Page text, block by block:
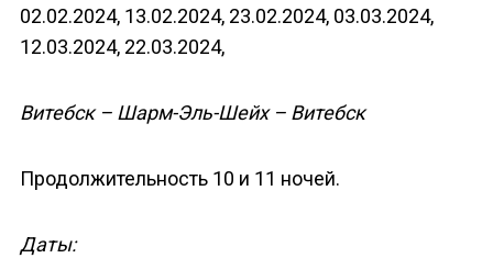
02.02.2024, 13.02.2024, 23.02.2024, 03.03.2024,
12.03.2024, 22.03.2024,
Витебск – Шарм-Эль-Шейх – Витебск
Продолжительность 10 и 11 ночей.
Даты: